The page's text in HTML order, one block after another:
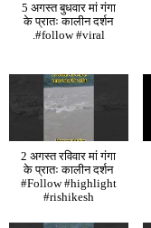
5 अगस्त बुधवार मां गंगा
के प्रातः कालीन दर्शन
.#follow #viral
2 अगस्त रविवार मां गंगा
के प्रातः कालीन दर्शन
#Follow #highlight
#rishikesh